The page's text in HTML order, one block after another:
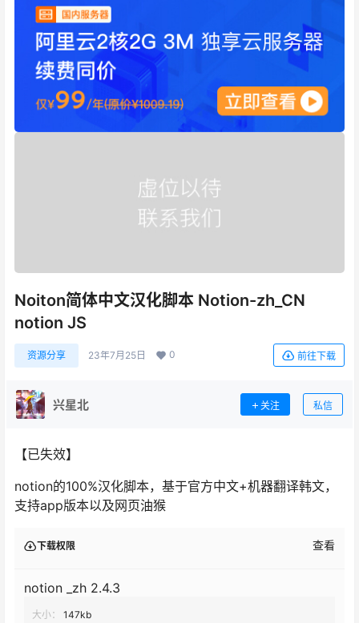
Noiton简体中文汉化脚本 Notion-zh_CN
notion JS
资源分享 23年7月25日 0 前往下载
兴星北 关注 私信
【已失效】
notion的100%汉化脚本，基于官方中文+机器翻译韩文，
支持app版本以及网页油猴
下载权限 查看
notion _zh 2.4.3
大小：
147kb